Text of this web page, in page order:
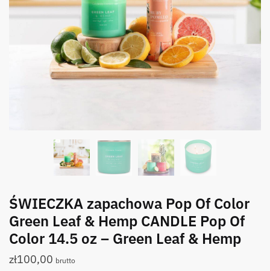
ŚWIECZKA zapachowa Pop Of Color
Green Leaf & Hemp CANDLE Pop Of
Color 14.5 oz – Green Leaf & Hemp
zł100,00 brutto